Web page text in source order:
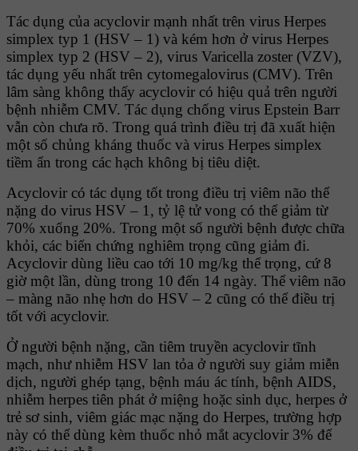
Tác dụng của acyclovir mạnh nhất trên virus Herpes
simplex typ 1 (HSV – 1) và kém hơn ở virus Herpes
simplex typ 2 (HSV – 2), virus Varicella zoster (VZV),
tác dụng yếu nhất trên cytomegalovirus (CMV). Trên
lâm sàng không thấy acyclovir có hiệu quả trên người
bệnh nhiễm CMV. Tác dụng chống virus Epstein Barr
vẫn còn chưa rõ. Trong quá trình điều trị đã xuất hiện
một số chủng kháng thuốc và virus Herpes simplex
tiềm ẩn trong các hạch không bị tiêu diệt.
Acyclovir có tác dụng tốt trong điều trị viêm não thể
nặng do virus HSV – 1, tỷ lệ tử vong có thể giảm từ
70% xuống 20%. Trong một số người bệnh được chữa
khỏi, các biến chứng nghiêm trọng cũng giảm đi.
Acyclovir dùng liều cao tới 10 mg/kg thể trọng, cứ 8
giờ một lần, dùng trong 10 đến 14 ngày. Thể viêm não
– màng não nhẹ hơn do HSV – 2 cũng có thể điều trị
tốt với acyclovir.
Ở người bệnh nặng, cần tiêm truyền acyclovir tĩnh
mạch, như nhiễm HSV lan tỏa ở người suy giảm miễn
dịch, người ghép tạng, bệnh máu ác tính, bệnh AIDS,
nhiễm herpes tiên phát ở miệng hoặc sinh dục, herpes ở
trẻ sơ sinh, viêm giác mạc nặng do Herpes, trường hợp
này có thể dùng kèm thuốc nhỏ mắt acyclovir 3% để